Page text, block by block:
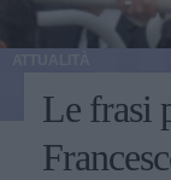
Le frasi